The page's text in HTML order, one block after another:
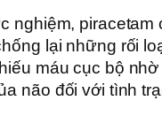
nghiệm, piracetam
lại những rối
máu cục bộ
não đối với tình